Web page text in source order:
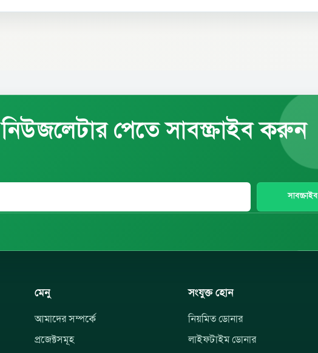
পেতে সাবস্ক্রাইব করুন
সাবস্ক্রাইব
মেনু
আমাদের সম্পর্কে
প্রজেক্টসমূহ
সংযুক্ত হোন
নিয়মিত ডোনার
লাইফটাইম ডোনার